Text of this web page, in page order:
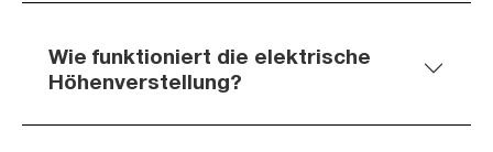
Wie funktioniert die elektrische
Höhenverstellung?